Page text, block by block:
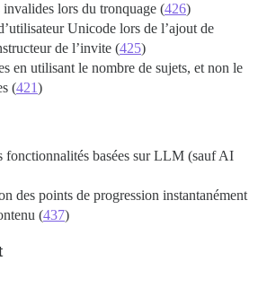
lors du tronquage (426)
Unicode lors de l’ajout de
de l’invite (425)
en utilisant le nombre de sujets, et non le
(421)
fonctionnalités basées sur LLM (sauf AI
des points de progression instantanément
(437)